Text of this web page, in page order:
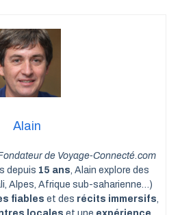
Alain
de Voyage-Connecté.com
depuis 15 ans, Alain explore des
Alpes, Afrique sub-saharienne…)
fiables et des récits immersifs,